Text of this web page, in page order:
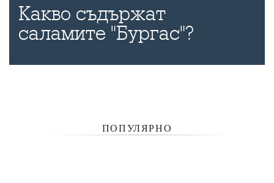
Какво съдържат
саламите "Бургас"?
ПОПУЛЯРНО